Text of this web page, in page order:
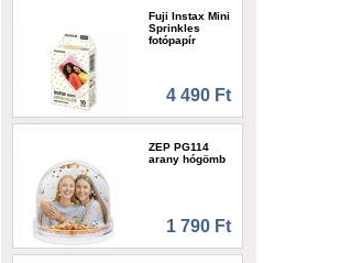
Fuji Instax Mini
Sprinkles
fotópapír
4 490 Ft
ZEP PG114
arany hógömb
1 790 Ft